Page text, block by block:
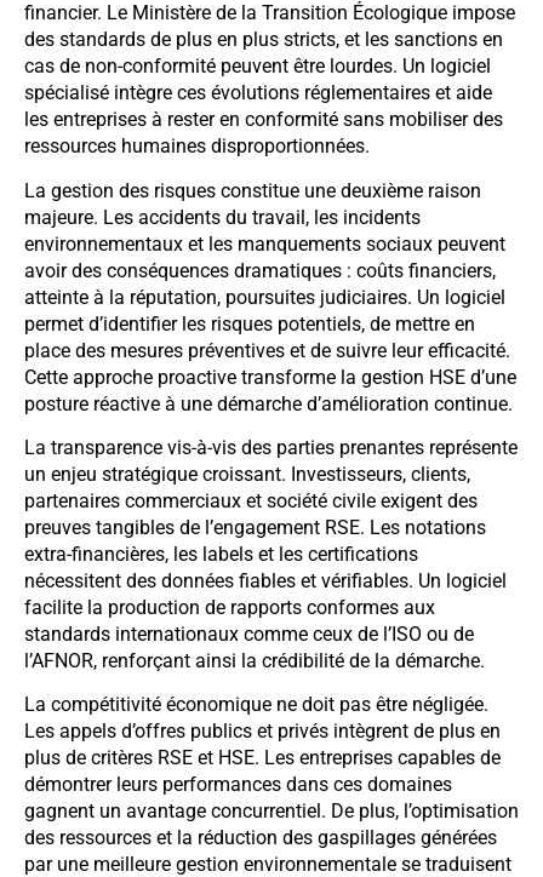
financier. Le Ministère de la Transition Écologique impose
des standards de plus en plus stricts, et les sanctions en
cas de non-conformité peuvent être lourdes. Un logiciel
spécialisé intègre ces évolutions réglementaires et aide
les entreprises à rester en conformité sans mobiliser des
ressources humaines disproportionnées.
La gestion des risques constitue une deuxième raison
majeure. Les accidents du travail, les incidents
environnementaux et les manquements sociaux peuvent
avoir des conséquences dramatiques : coûts financiers,
atteinte à la réputation, poursuites judiciaires. Un logiciel
permet d’identifier les risques potentiels, de mettre en
place des mesures préventives et de suivre leur efficacité.
Cette approche proactive transforme la gestion HSE d’une
posture réactive à une démarche d’amélioration continue.
La transparence vis-à-vis des parties prenantes représente
un enjeu stratégique croissant. Investisseurs, clients,
partenaires commerciaux et société civile exigent des
preuves tangibles de l’engagement RSE. Les notations
extra-financières, les labels et les certifications
nécessitent des données fiables et vérifiables. Un logiciel
facilite la production de rapports conformes aux
standards internationaux comme ceux de l’ISO ou de
l’AFNOR, renforçant ainsi la crédibilité de la démarche.
La compétitivité économique ne doit pas être négligée.
Les appels d’offres publics et privés intègrent de plus en
plus de critères RSE et HSE. Les entreprises capables de
démontrer leurs performances dans ces domaines
gagnent un avantage concurrentiel. De plus, l’optimisation
des ressources et la réduction des gaspillages générées
par une meilleure gestion environnementale se traduisent